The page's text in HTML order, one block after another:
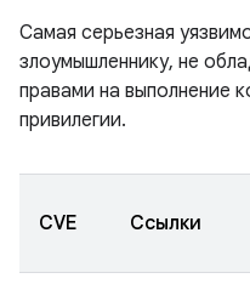
Самая серьезная
злоумышленнику, не
правами на выполнение
привилегии.
CVE Ссылки